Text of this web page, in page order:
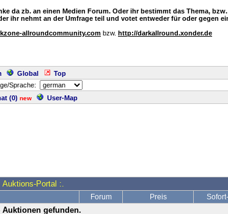
da zb. an einen Medien Forum. Oder ihr bestimmt das Thema,
ihr nehmt an der Umfrage teil und votet entweder für oder gegen
allroundcommunity.com bzw. http://darkallround.xonder.de
Global Top
Sprache:
(0) new User-Map
Auktions-Portal :.
Forum Preis
Auktionen gefunden.